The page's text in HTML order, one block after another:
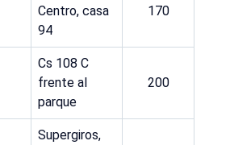
Centro, casa
94
170
Cs 108 C
frente al
parque
200
Supergiros,